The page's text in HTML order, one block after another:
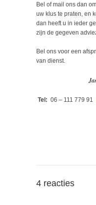
Bel of mail ons dan
uw klus te praten, en
dan heeft u in ieder
zijn de gegeven
Bel ons voor een
van dienst.
Tel: 06 – 111 779 91
4 reacties